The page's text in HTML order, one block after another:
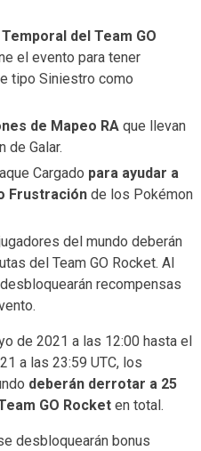
del Team GO
el evento para tener
tipo Siniestro como
de Mapeo RA que llevan
de Galar.
Cargado para ayudar a
Frustración de los Pokémon
del mundo deberán
del Team GO Rocket. Al
recompensas
de 2021 a las 12:00 hasta el
a las 23:59 UTC, los
deberán derrotar a 25
GO Rocket en total.
desbloquearán bonus